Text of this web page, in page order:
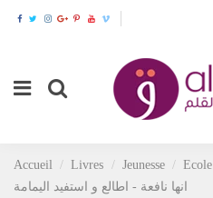
Accueil Livres Jeunesse Ecole
انها نافعة - اطالع و استفيد اليمامة